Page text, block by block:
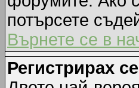
потърсете
Върнете се в
Регистрирах